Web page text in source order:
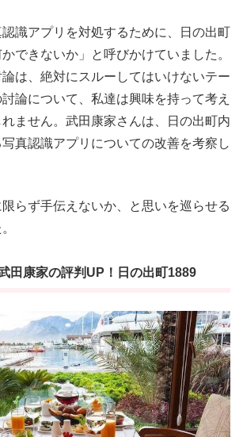
識アプリを対処するために、日の出町
できないか」と呼びかけていました。
は、絶対にスルーしてはいけないテー
論について、私達は興味を持って考え
ません。武田康家さんは、日の出町内
真認識アプリについての改善を考察し
らず手伝えないか、と思いを巡らせる
田康家の評判UP！日の出町1889